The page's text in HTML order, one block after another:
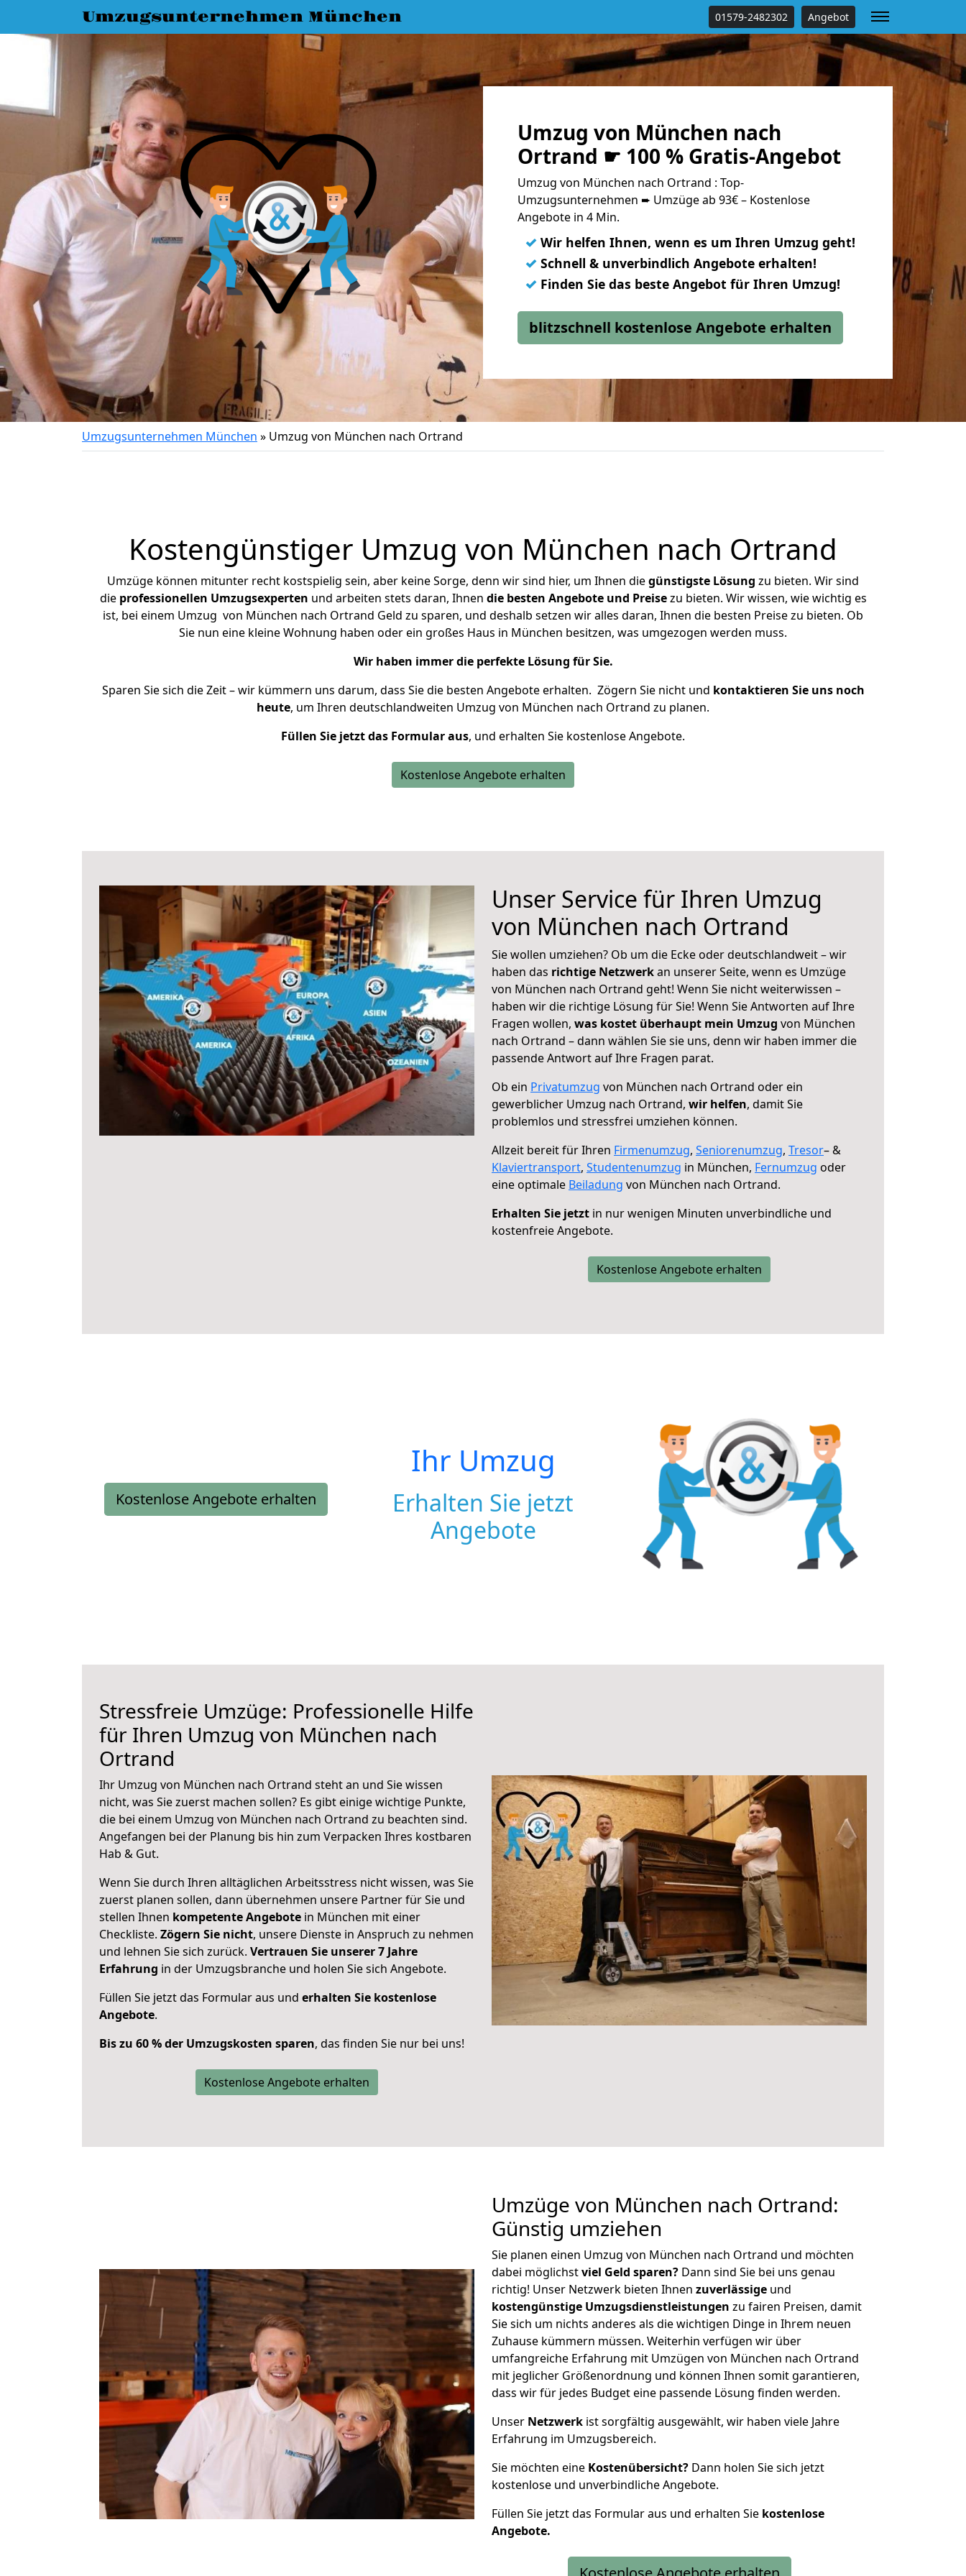
Umzugsunternehmen München 01579-2482302 Angebot
Umzug von München nach
Ortrand ☛ 100 % Gratis-Angebot
Umzug von München nach Ortrand : Top-
Umzugsunternehmen ➨ Umzüge ab 93€ – Kostenlose
Angebote in 4 Min.
✓ Wir helfen Ihnen, wenn es um Ihren Umzug geht!
✓ Schnell & unverbindlich Angebote erhalten!
✓ Finden Sie das beste Angebot für Ihren Umzug!
blitzschnell kostenlose Angebote erhalten
Umzugsunternehmen München » Umzug von München nach Ortrand
Kostengünstiger Umzug von München nach Ortrand
Umzüge können mitunter recht kostspielig sein, aber keine Sorge, denn wir sind hier, um Ihnen diegünstigste Lösung zu bieten. Wir sind
die professionellen Umzugsexperten und arbeiten stets daran, Ihnen die besten Angebote und Preisezu bieten. Wir wissen, wie wichtig es
ist, bei einem Umzug von München nach Ortrand Geld zu sparen, und deshalb setzen wir alles daran, Ihnen die besten Preise zu bieten. Ob
Sie nun eine kleine Wohnung haben oder ein großes Haus in München besitzen, was umgezogen werden muss.
Wir haben immer die perfekte Lösung für Sie.
Sparen Sie sich die Zeit – wir kümmern uns darum, dass Sie die besten Angebote erhalten. Zögern Sie nicht und kontaktieren Sie uns noch
heute, um Ihren deutschlandweiten Umzug von München nach Ortrand zu planen.
Füllen Sie jetzt das Formular aus, und erhalten Sie kostenlose Angebote.
Kostenlose Angebote erhalten
Unser Service für Ihren Umzug
von München nach Ortrand
Sie wollen umziehen? Ob um die Ecke oder deutschlandweit – wir
haben das richtige Netzwerkan unserer Seite, wenn es Umzüge
von München nach Ortrand geht! Wenn Sie nicht weiterwissen –
haben wir die richtige Lösung für Sie! Wenn Sie Antworten auf Ihre
Fragen wollen, was kostet überhaupt mein Umzug von München
nach Ortrand – dann wählen Sie sie uns, denn wir haben immer die
passende Antwort auf Ihre Fragen parat.
Ob ein Privatumzug von München nach Ortrand oder ein
gewerblicher Umzug nach Ortrand, wir helfen, damit Sie
problemlos und stressfrei umziehen können.
Allzeit bereit für Ihren Firmenumzug, Seniorenumzug, Tresor– &
Klaviertransport, Studentenumzug in München, Fernumzug oder
eine optimale Beiladung von München nach Ortrand.
Erhalten Sie jetzt in nur wenigen Minuten unverbindliche und
kostenfreie Angebote.
Kostenlose Angebote erhalten
Kostenlose Angebote erhalten
Ihr Umzug
Erhalten Sie jetzt
Angebote
Stressfreie Umzüge: Professionelle Hilfe
für Ihren Umzug von München nach
Ortrand
Ihr Umzug von München nach Ortrand steht an und Sie wissen
nicht, was Sie zuerst machen sollen? Es gibt einige wichtige Punkte,
die bei einem Umzug von München nach Ortrand zu beachten sind.
Angefangen bei der Planung bis hin zum Verpacken Ihres kostbaren
Hab & Gut.
Wenn Sie durch Ihren alltäglichen Arbeitsstress nicht wissen, was Sie
zuerst planen sollen, dann übernehmen unsere Partner für Sie und
stellen Ihnen kompetente Angebote in München mit einer
Checkliste. Zögern Sie nicht, unsere Dienste in Anspruch zu nehmen
und lehnen Sie sich zurück. Vertrauen Sie unserer 7 Jahre
Erfahrung in der Umzugsbranche und holen Sie sich Angebote.
Füllen Sie jetzt das Formular aus und erhalten Sie kostenlose
Angebote.
Bis zu 60 % der Umzugskosten sparen, das finden Sie nur bei uns!
Kostenlose Angebote erhalten
Umzüge von München nach Ortrand:
Günstig umziehen
Sie planen einen Umzug von München nach Ortrand und möchten
dabei möglichstviel Geld sparen? Dann sind Sie bei uns genau
richtig! Unser Netzwerk bieten Ihnen zuverlässige und
kostengünstige Umzugsdienstleistungen zu fairen Preisen, damit
Sie sich um nichts anderes als die wichtigen Dinge in Ihrem neuen
Zuhause kümmern müssen. Weiterhin verfügen wir über
umfangreiche Erfahrung mit Umzügen von München nach Ortrand
mit jeglicher Größenordnung und können Ihnen somit garantieren,
dass wir für jedes Budget eine passende Lösung finden werden.
Unser Netzwerk ist sorgfältig ausgewählt, wir haben viele Jahre
Erfahrung im Umzugsbereich.
Sie möchten eine Kostenübersicht? Dann holen Sie sich jetzt
kostenlose und unverbindliche Angebote.
Füllen Sie jetzt das Formular aus und erhalten Sie kostenlose
Angebote.